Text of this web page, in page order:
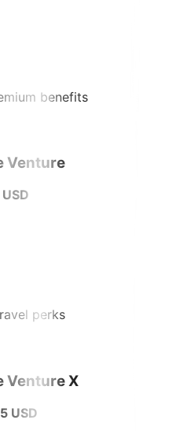
benefits
Venture
perks
Venture X
USD